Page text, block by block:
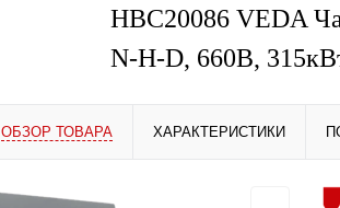
HBC20086 VEDA
N-H-D, 660В,
ОБЗОР ТОВАРА ХАРАКТЕРИСТИКИ